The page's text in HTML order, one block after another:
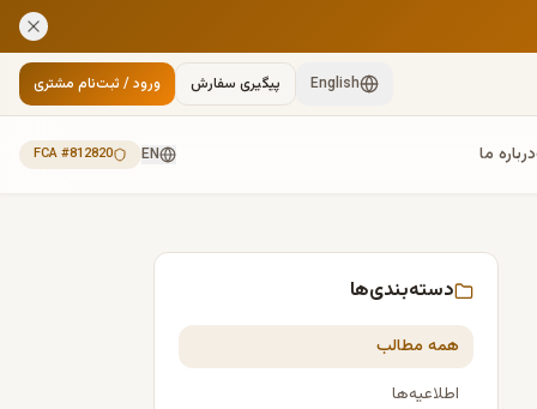
English پیگیری سفارش ورود / ثبت‌نام مشتری
درباره ما EN
FCA #812820
دسته‌بندی‌ها
همه مطالب
اطلاعیه‌ها